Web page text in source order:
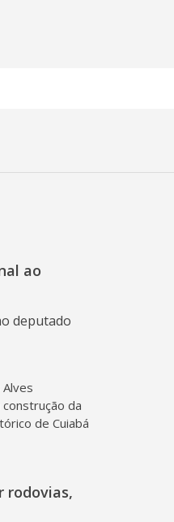
ao
da
de Cuiabá
rodovias,